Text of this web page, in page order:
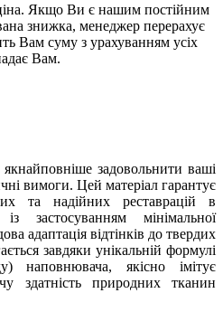
ціна. Якщо Ви є нашим постійним
знижка, менеджер перерахує
Вам суму з урахуванням усіх
Вам.
задовольнити ваші
вимоги. Цей матеріал гарантує
та надійних реставрацій в
застосуванням мінімальної
адаптація відтінків до твердих
завдяки унікальній формулі
наповнювача, якісно імітує
здатність природних тканин